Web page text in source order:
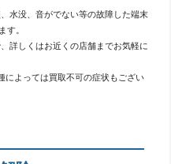
水没、音がでない等の故障した端末
す。
詳しくはお近くの店舗までお気軽に
よっては買取不可の症状もござい